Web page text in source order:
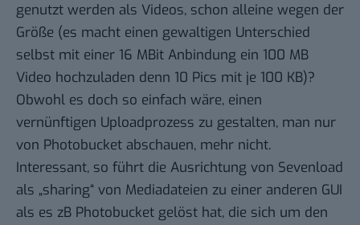
genutzt werden als Videos, schon alleine wegen der
Größe (es macht einen gewaltigen Unterschied
selbst mit einer 16 MBit Anbindung ein 100 MB
Video hochzuladen denn 10 Pics mit je 100 KB)?
Obwohl es doch so einfach wäre, einen
vernünftigen Uploadprozess zu gestalten, man nur
von Photobucket abschauen, mehr nicht.
Interessant, so führt die Ausrichtung von Sevenload
als „sharing“ von Mediadateien zu einer anderen GUI
als es zB Photobucket gelöst hat, die sich um den